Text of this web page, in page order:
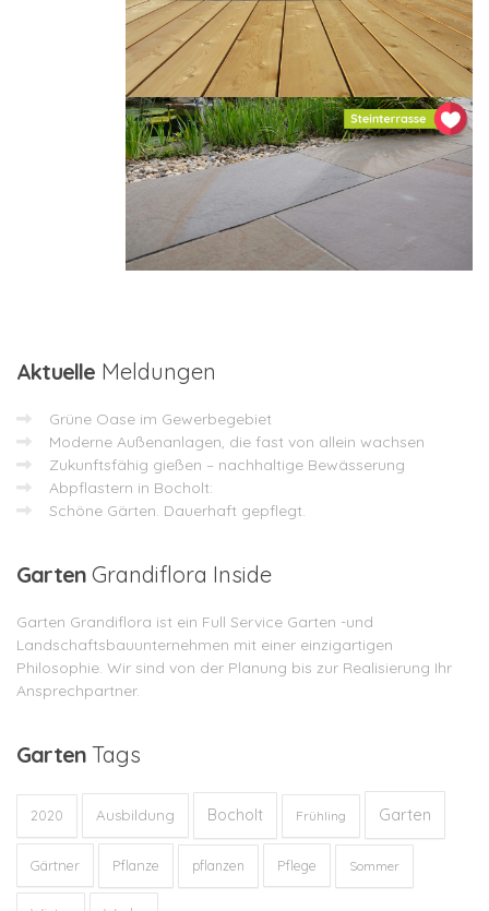
Aktuelle Meldungen
Grüne Oase im Gewerbegebiet
Moderne Außenanlagen, die fast von allein wachsen
Zukunftsfähig gießen – nachhaltige Bewässerung
Abpflastern in Bocholt:
Schöne Gärten. Dauerhaft gepflegt.
Garten Grandiflora Inside
Garten Grandiflora ist ein Full Service Garten -und
Landschaftsbauunternehmen mit einer einzigartigen
Philosophie. Wir sind von der Planung bis zur Realisierung Ihr
Ansprechpartner.
Garten Tags
2020 Ausbildung Bocholt Frühling Garten
Gärtner Pflanze pflanzen Pflege Sommer